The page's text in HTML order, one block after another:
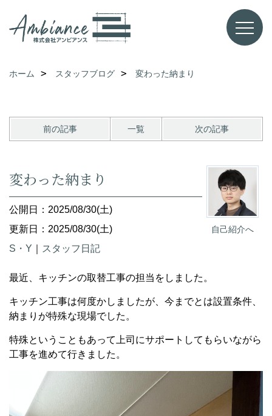
ホーム スタッフブログ 変わった納まり
前の記事 一覧 次の記事
自己紹介へ
変わった納まり
公開日：2025/08/30(土)
更新日：2025/08/30(土)
S・Y
スタッフ日記
最近、キッチンの取替工事の担当をしました。
キッチン工事は何度かしましたが、今までとは設置条件、
納まりが特殊な現場でした。
特殊ということもあって上司にサポートしてもらいながら
工事を進めて行きました。